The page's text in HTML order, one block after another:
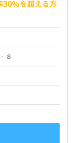
30%を超える方
８